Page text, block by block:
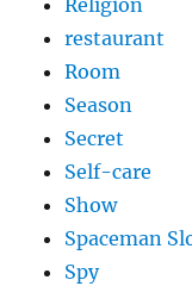
Religion
restaurant
Room
Season
Secret
Self-care
Show
Spaceman
Spy